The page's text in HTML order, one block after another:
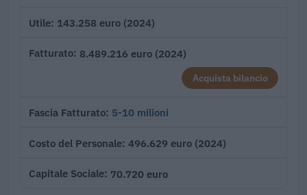
Utile 143.258 euro (2024)
Fatturato 8.489.216 euro (2024)
Acquista bilancio
Fascia Fatturato 5-10 milioni
Costo del Personale 496.629 euro (2024)
Capitale Sociale 70.720 euro